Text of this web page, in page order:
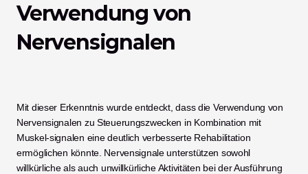
Verwendung von
Nervensignalen
Mit dieser Erkenntnis wurde entdeckt, dass die Verwendung von
Nervensignalen zu Steuerungszwecken in Kombination mit
Muskel-signalen eine deutlich verbesserte Rehabilitation
ermöglichen könnte. Nervensignale unterstützen sowohl
willkürliche als auch unwillkürliche Aktivitäten bei der Ausführung